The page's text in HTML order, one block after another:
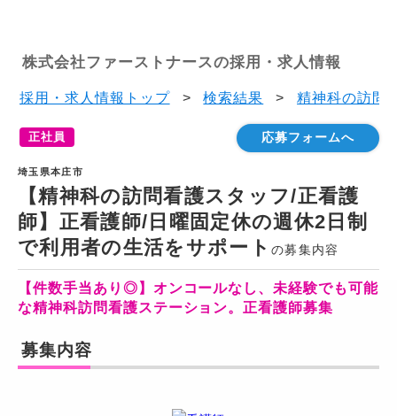
株式会社ファーストナースの採用・求人情報
採用・求人情報トップ > 検索結果 > 精神科の訪問
正社員 応募フォームへ
埼玉県本庄市
【精神科の訪問看護スタッフ/正看護
師】正看護師/日曜固定休の週休2日制
で利用者の生活をサポートの募集内容
【件数手当あり◎】オンコールなし、未経験でも可能
な精神科訪問看護ステーション。正看護師募集
募集内容